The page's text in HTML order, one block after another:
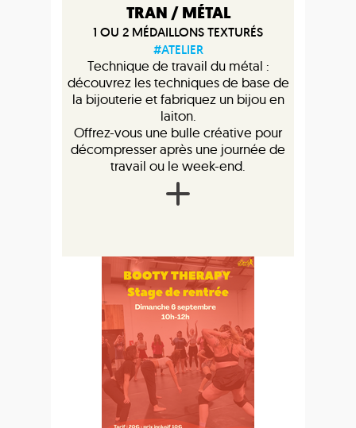
TRAN / MÉTAL
1 OU 2 MÉDAILLONS TEXTURÉS
#ATELIER
Technique de travail du métal :
découvrez les techniques de base de
la bijouterie et fabriquez un bijou en
laiton.
Offrez-vous une bulle créative pour
décompresser après une journée de
travail ou le week-end.